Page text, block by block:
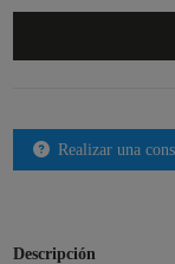
Realizar una
Descripción